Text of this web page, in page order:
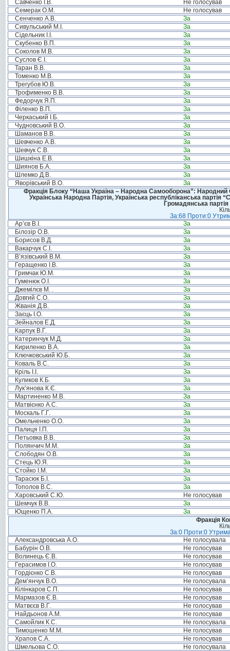
Савченко І.В.
Не голосував
Семерак О.М.
Не голосував
Сенченко А.В.
За
Сивульський М.І.
За
Сідельник І.І.
За
Скубенко В.П.
За
Соколов М.В.
За
Суслов Є.І.
За
Таран В.В.
За
Томенко М.В.
За
Трегубов Ю.В.
За
Трофименко В.В.
За
Федорчук Я.П.
За
Філенко В.П.
За
Черкаський І.Б.
За
Чудновський В.О.
За
Шаманов В.В.
За
Шевченко А.В.
За
Шевчук С.В.
За
Шишкіна Е.В.
За
Шиянов Б.А.
За
Шлемко Д.В.
За
Яворівський В.О.
За
Фракція Блоку “Наша Україна – Народна Самооборона”: Народний
Українська Народна Партія, Українська республіканська
Громадянська
За:68 Проти:0
Ар’єв В.І.
За
Білозір О.В.
За
Борисов В.Д.
За
Вакарчук С.І.
За
В’язівський В.М.
За
Геращенко І.В.
За
Гримчак Ю.М.
За
Гуменюк О.І.
За
Джемілєв М. .
За
Довгий С.О.
За
Жванія Д.В.
За
Заєць І.О.
За
Зейналов Е.Д.
За
Карпук В.Г.
За
Катеринчук М.Д.
За
Кириленко В.А.
За
Ключковський Ю.Б.
За
Коваль В.С.
За
Кріль І.І.
За
Куликов К.Б.
За
Лук’янова К.Є.
За
Мартиненко М.В.
За
Матвієнко А.С.
За
Москаль Г.Г.
За
Омельченко О.О.
За
Палиця І.П.
За
Петьовка В.В.
За
Полянчич М.М.
За
Слободян О.В.
За
Стець Ю.Я.
За
Стойко І.М.
За
Тарасюк Б.І.
За
Тополов В.С.
За
Харовський С.Ю.
Не голосував
Шемчук В.В.
За
Ющенко П.А.
За
Фракція
За:0 Проти:0
Александровська А.О.
Не голосувала
Бабурін О.В.
Не голосував
Волинець Є.В.
Не голосував
Герасимов І.О.
Не голосував
Гордієнко С.В.
Не голосував
Дем’янчук В.О.
Не голосувала
Кілінкаров С.П.
Не голосував
Мармазов Є.В.
Не голосував
Матвєєв В.Г.
Не голосував
Найдьонов А.М.
Не голосував
Самойлик К.С.
Не голосувала
Тимошенко М.М.
Не голосував
Храпов С.А.
Не голосував
Шмельова С.О.
Не голосувала